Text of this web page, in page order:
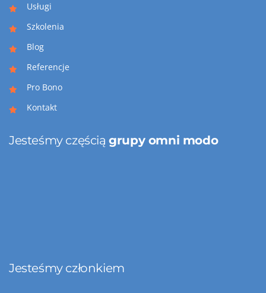
Usługi
Szkolenia
Blog
Referencje
Pro Bono
Kontakt
Jesteśmy częściągrupy omni modo
Jesteśmy członkiem